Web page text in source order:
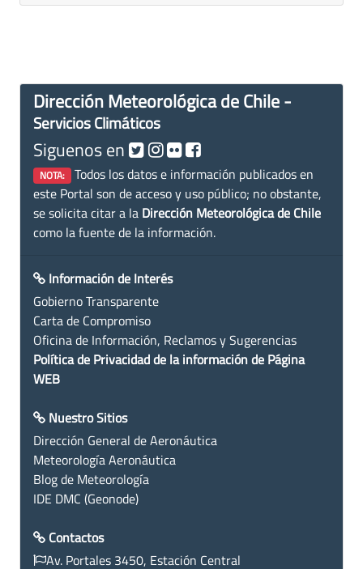
Dirección Meteorológica de Chile -
Servicios Climáticos
Siguenos en
NOTA: Todos los datos e información publicados en
este Portal son de acceso y uso público; no obstante,
se solicita citar a la Dirección Meteorológica de Chile
como la fuente de la información.
Información de Interés
Gobierno Transparente
Carta de Compromiso
Oficina de Información, Reclamos y Sugerencias
Política de Privacidad de la información de Página
WEB
Nuestro Sitios
Dirección General de Aeronáutica
Meteorología Aeronáutica
Blog de Meteorología
IDE DMC (Geonode)
Contactos
Av. Portales 3450, Estación Central